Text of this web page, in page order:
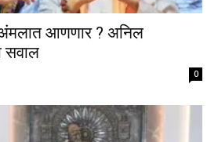
अंमलात आणणार ? अनिल
सवाल
0